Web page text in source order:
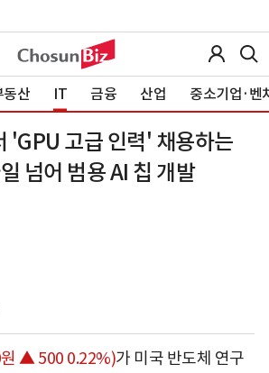
동산 IT 금융 산업 중소기업·벤
'GPU 고급 인력' 채용하는
넘어 범용 AI 칩 개발
▲ 500 0.22%)가 미국 반도체 연구